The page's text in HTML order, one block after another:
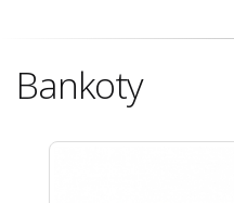
Bankoty